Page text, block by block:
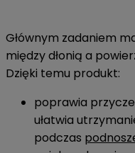
Głównym zadaniem
między dłonią a
Dzięki temu produkt:
poprawia
ułatwia
podczas